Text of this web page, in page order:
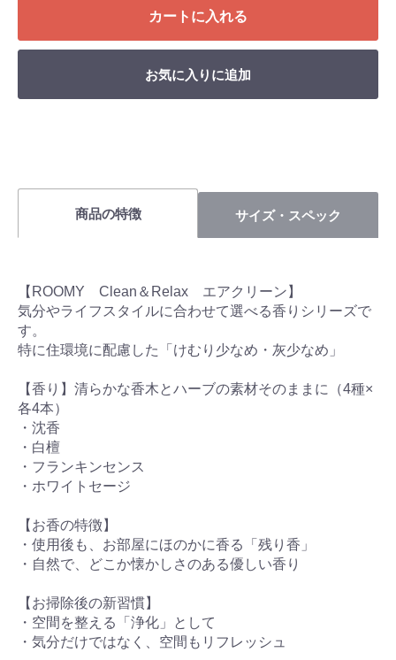
カートに入れる
お気に入りに追加
商品の特徴 サイズ・スペック
【ROOMY Clean＆Relax エアクリーン】
気分やライフスタイルに合わせて選べる香りシリーズで
す。
特に住環境に配慮した「けむり少なめ・灰少なめ」
【香り】清らかな香木とハーブの素材そのままに（4種×
各4本）
・沈香
・白檀
・フランキンセンス
・ホワイトセージ
【お香の特徴】
・使用後も、お部屋にほのかに香る「残り香」
・自然で、どこか懐かしさのある優しい香り
【お掃除後の新習慣】
・空間を整える「浄化」として
・気分だけではなく、空間もリフレッシュ